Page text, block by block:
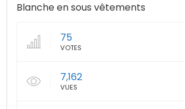
Blanche en sous vêtements
75
VOTES
7,162
VUES